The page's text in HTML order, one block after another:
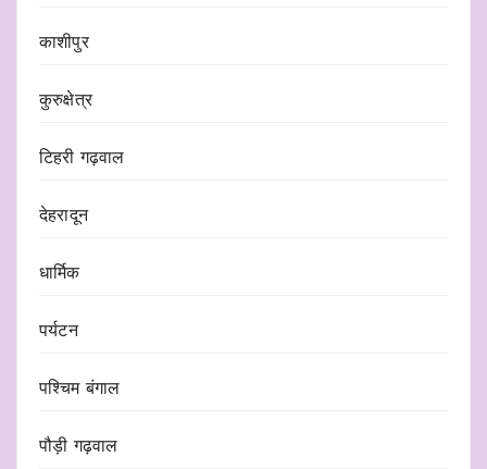
काशीपुर
कुरुक्षेत्र
टिहरी गढ़वाल
देहरादून
धार्मिक
पर्यटन
पश्चिम बंगाल
पौड़ी गढ़वाल